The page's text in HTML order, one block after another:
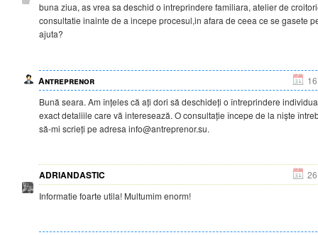
buna ziua, as vrea sa deschid o intreprindere familiara, atelier de
consultatie inainte de a incepe procesul,in afara de ceea ce se gasete
ajuta?
Antreprenor
Bună seara. Am înțeles că ați dori să deschideți o întreprindere
exact detaliile care vă interesează. O consultație începe de la niște
să-mi scrieți pe adresa info@antreprenor.su.
ADRIANDASTIC
Informatie foarte utila! Multumim enorm!